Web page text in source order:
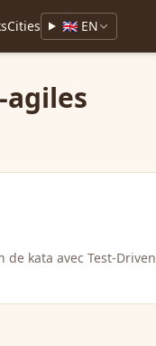
Cities 🇬🇧 EN
kata avec Test-Driven